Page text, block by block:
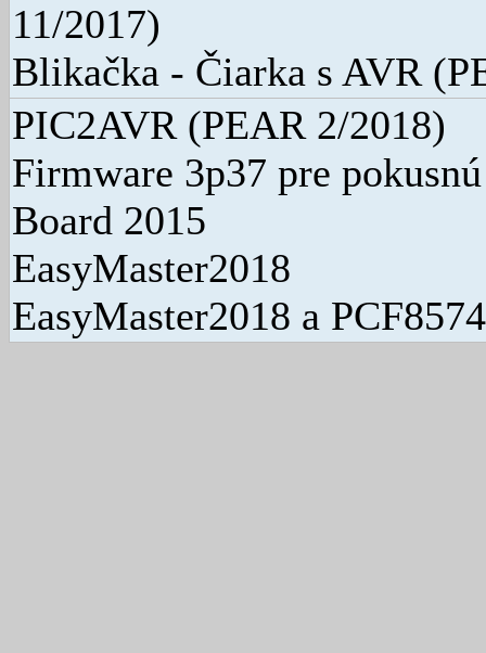
11/2017)
Blikačka - Čiarka s AVR
PIC2AVR (PEAR 2/2018)
Firmware 3p37 pre
Board 2015
EasyMaster2018
EasyMaster2018 a PCF8574